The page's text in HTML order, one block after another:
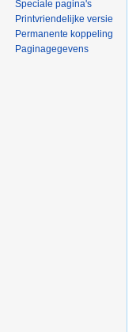
Speciale pagina's
Printvriendelijke versie
Permanente koppeling
Paginagegevens